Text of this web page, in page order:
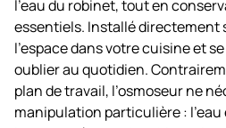
l’eau du robinet, tout en
essentiels. Installé directement
l’espace dans votre cuisine et
oublier au quotidien.
plan de travail, l’osmoseur ne
manipulation particulière :